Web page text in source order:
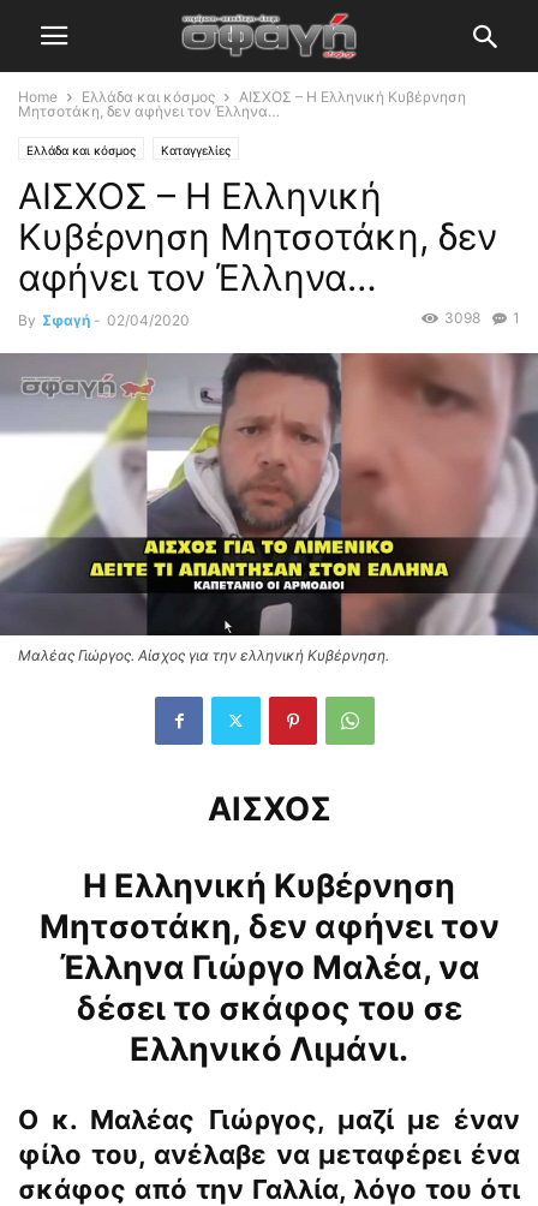
Home Ελλάδα και κόσμος
ΑΙΣΧΟΣ – Η Ελληνική Κυβέρνηση
Μητσοτάκη, δεν αφήνει τον Έλληνα…
Ελλάδα και κόσμος Καταγγελίες
ΑΙΣΧΟΣ – Η Ελληνική
Κυβέρνηση Μητσοτάκη, δεν
αφήνει τον Έλληνα…
By Σφαγή - 02/04/2020 1
3098
Μαλέας Γιώργος. Αίσχος για την ελληνική Κυβέρνηση.
ΑΙΣΧΟΣ
Η Ελληνική Κυβέρνηση
Μητσοτάκη, δεν αφήνει τον
Έλληνα Γιώργο Μαλέα, να
δέσει το σκάφος του σε
Ελληνικό Λιμάνι.
Ο κ. Μαλέας Γιώργος, μαζί με έναν
φίλο του, ανέλαβε να μεταφέρει ένα
σκάφος από την Γαλλία, λόγο του ότι